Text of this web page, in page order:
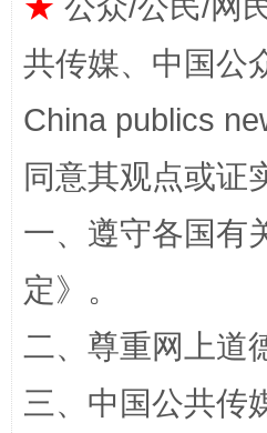
受贿1.44亿！段成刚被判
共传媒、中国公
China publics
同意其观点或证
一、遵守各国有
定》。
二、尊重网上道
三、中国公共传